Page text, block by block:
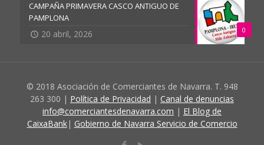
0
CAMPAÑA PRIMAVERA CASCO ANTIGUO DE
PAMPLONA
20 abril, 2026
© 2018 Asociación de Comerciantes de Navarra. T. 948
263 300 | Política de Privacidad | Canal de denuncias
info@comerciantesdenavarra.com | El Blog de
CaixaBank| Gobierno de Navarra Servicio de Comercio